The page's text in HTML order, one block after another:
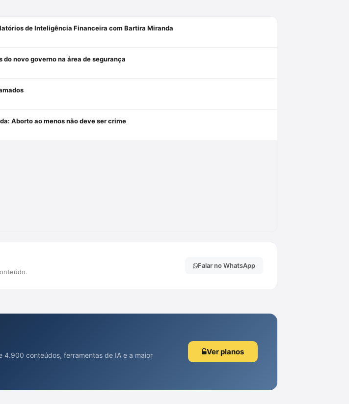
de Inteligência Financeira com Bartira Miranda
do novo governo na área de segurança
Aborto ao menos não deve ser crime
Falar no WhatsApp
4.900 conteúdos, ferramentas de IA e a maior
Ver planos